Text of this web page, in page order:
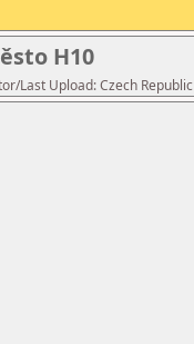
H10
Last Upload: Czech